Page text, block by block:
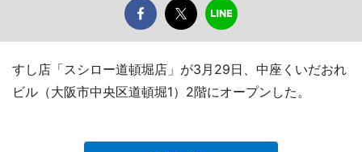
すし店「スシロー道頓堀店」が3月29日、中座くいだおれ
ビル（大阪市中央区道頓堀1）2階にオープンした。